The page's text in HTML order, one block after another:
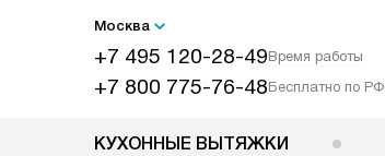
Москва
+7 495 120-28-49Время работы
+7 800 775-76-48Бесплатно по РФ
КУХОННЫЕ ВЫТЯЖКИ